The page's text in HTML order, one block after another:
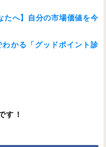
たへ】自分の市場価値を今
かる「グッドポイント診
す！